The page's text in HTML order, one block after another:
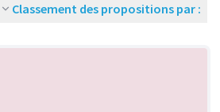
Classement des propositions par :